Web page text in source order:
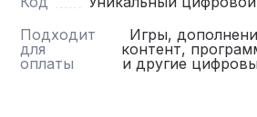
Подходит
для
оплаты
Игры,
контент,
и другие